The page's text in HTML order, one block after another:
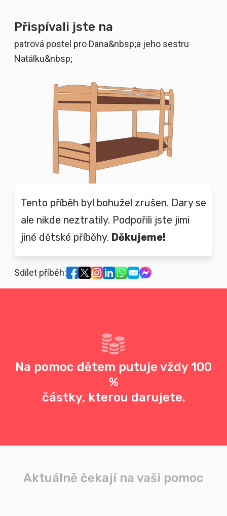
Přispívali jste na
patrová postel pro Dana&nbsp;a jeho sestru
Natálku&nbsp;
Tento příběh byl bohužel zrušen. Dary se
ale nikde neztratily. Podpořili jste jimi
jiné dětské příběhy. Děkujeme!
Sdílet příběh:
Na pomoc dětem putuje vždy 100
%
částky, kterou darujete.
Aktuálně čekají na vaši pomoc